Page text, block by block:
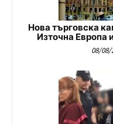
Нова търговска
Източна
08/08/